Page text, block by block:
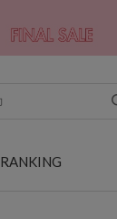
RANKING